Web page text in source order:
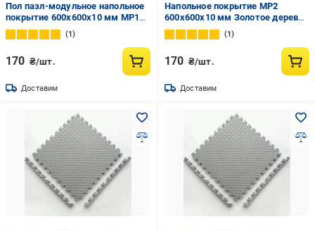
Пол пазл-модульное напольное
покрытие 600x600x10 мм МР14
(SW-00000648)
1
170 ₴/шт.
Доставим
Напольное покрытие МР2
600x600x10 мм Золотое дерево
(SW-00000022)
1
170 ₴/шт.
Доставим